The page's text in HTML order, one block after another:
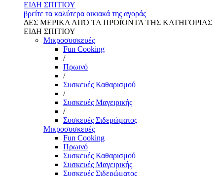
ΕΙΔΗ ΣΠΙΤΙΟΥ
βρείτε τα καλύτερα οικιακά της αγοράς
ΔΕΣ ΜΕΡΙΚΑ ΑΠΌ ΤΑ ΠΡΟΪΌΝΤΑ ΤΗΣ ΚΑΤΗΓΟΡΙΑΣ
ΕΙΔΗ ΣΠΙΤΙΟΥ
Μικροσυσκευές
Fun Cooking
/
Πρωινό
/
Συσκευές Καθαρισμού
/
Συσκευές Μαγειρικής
/
Συσκευές Σιδερώματος
Μικροσυσκευές
Fun Cooking
Πρωινό
Συσκευές Καθαρισμού
Συσκευές Μαγειρικής
Συσκευές Σιδερώματος